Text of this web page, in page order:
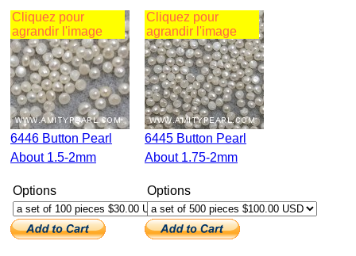
Cliquez pour
agrandir l'image
6446 Button Pearl
About 1.5-2mm
Options
Cliquez pour
agrandir l'image
6445 Button Pearl
About 1.75-2mm
Options